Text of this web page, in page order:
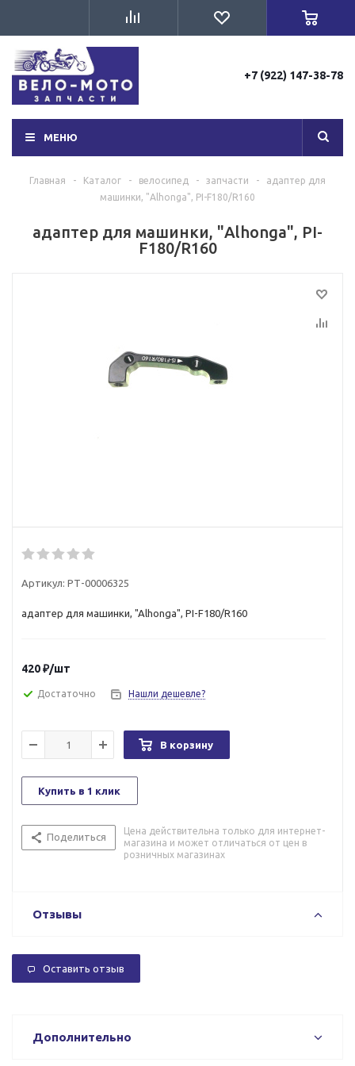
+7 (922) 147-38-78
МЕНЮ
Главная - Каталог - велосипед - запчасти -
адаптер для
машинки, "Alhonga", PI-F180/R160
адаптер для машинки, "Alhonga", PI-
F180/R160
Артикул: РТ-00006325
адаптер для машинки, "Alhonga", PI-F180/R160
420₽/шт
Достаточно Нашли дешевле?
В корзину
Купить в 1 клик
Поделиться
Цена действительна только для интернет-
магазина и может отличаться от цен в
розничных магазинах
Отзывы
Оставить отзыв
Дополнительно